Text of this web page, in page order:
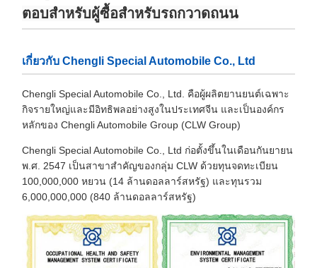
ตอบสำหรับผู้ซื้อสำหรับรถกวาดถนน
เกี่ยวกับ Chengli Special Automobile Co., Ltd
Chengli Special Automobile Co., Ltd. คือผู้ผลิตยานยนต์เฉพาะ
กิจรายใหญ่และมีอิทธิพลอย่างสูงในประเทศจีน และเป็นองค์กร
หลักของ Chengli Automobile Group (CLW Group)
Chengli Special Automobile Co., Ltd ก่อตั้งขึ้นในเดือนกันยายน
พ.ศ. 2547 เป็นสาขาสำคัญของกลุ่ม CLW ด้วยทุนจดทะเบียน
100,000,000 หยวน (14 ล้านดอลลาร์สหรัฐ) และทุนรวม
6,000,000,000 (840 ล้านดอลลาร์สหรัฐ)